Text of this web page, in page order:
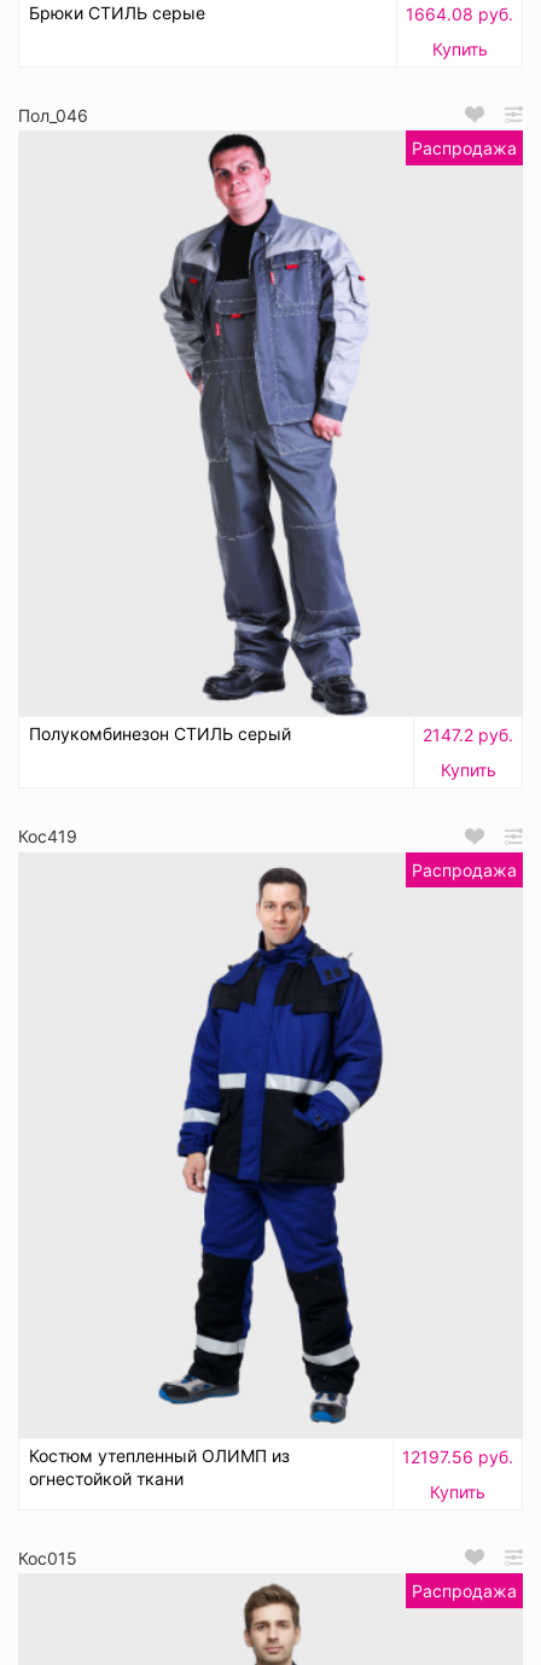
Брюки СТИЛЬ серые
1664.08 руб.
Купить
Пол_046
Распродажа
Полукомбинезон СТИЛЬ серый
2147.2 руб.
Купить
Кос419
Распродажа
Костюм утепленный ОЛИМП из
огнестойкой ткани
12197.56 руб.
Купить
Кос015
Распродажа